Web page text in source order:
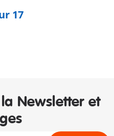
17
Newsletter et